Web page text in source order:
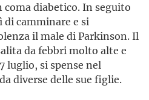
coma diabetico. In seguito
di camminare e si
il male di Parkinson. Il
da febbri molto alte e
lu­glio, si spense nel
diverse delle sue figlie.